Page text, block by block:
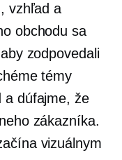
vzhľad a
obchodu sa
zodpovedali
témy
a dúfajme, že
zákazníka.
vizuálnym